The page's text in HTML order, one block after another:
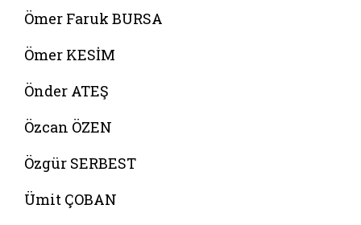
Ömer Faruk BURSA
Ömer KESİM
Önder ATEŞ
Özcan ÖZEN
Özgür SERBEST
Ümit ÇOBAN